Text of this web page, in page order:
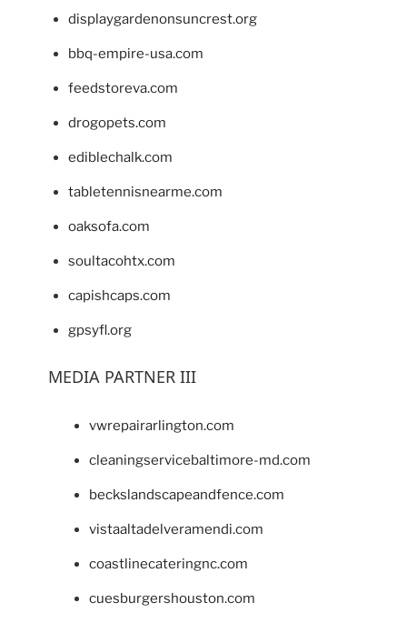
displaygardenonsuncrest.org
bbq-empire-usa.com
feedstoreva.com
drogopets.com
ediblechalk.com
tabletennisnearme.com
oaksofa.com
soultacohtx.com
capishcaps.com
gpsyfl.org
MEDIA PARTNER III
vwrepairarlington.com
cleaningservicebaltimore-md.com
beckslandscapeandfence.com
vistaaltadelveramendi.com
coastlinecateringnc.com
cuesburgershouston.com